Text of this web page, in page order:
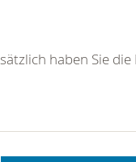
haben Sie